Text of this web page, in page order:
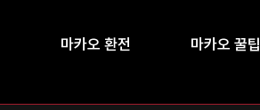
마카오 환전 마카오 꿀팁